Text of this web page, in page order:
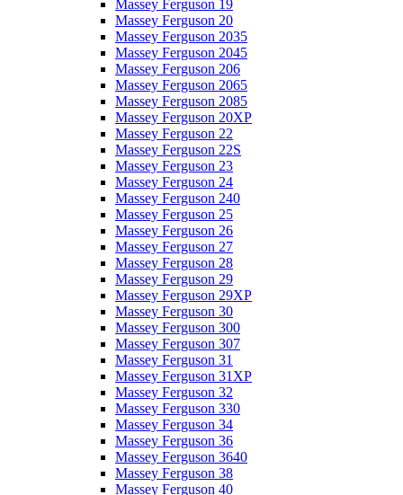
Massey Ferguson 19
Massey Ferguson 20
Massey Ferguson 2035
Massey Ferguson 2045
Massey Ferguson 206
Massey Ferguson 2065
Massey Ferguson 2085
Massey Ferguson 20XP
Massey Ferguson 22
Massey Ferguson 22S
Massey Ferguson 23
Massey Ferguson 24
Massey Ferguson 240
Massey Ferguson 25
Massey Ferguson 26
Massey Ferguson 27
Massey Ferguson 28
Massey Ferguson 29
Massey Ferguson 29XP
Massey Ferguson 30
Massey Ferguson 300
Massey Ferguson 307
Massey Ferguson 31
Massey Ferguson 31XP
Massey Ferguson 32
Massey Ferguson 330
Massey Ferguson 34
Massey Ferguson 36
Massey Ferguson 3640
Massey Ferguson 38
Massey Ferguson 40